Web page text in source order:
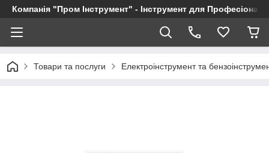
Компанія "Пром Інструмент" - Інструмент для
Товари та послуги Електроінструмент та